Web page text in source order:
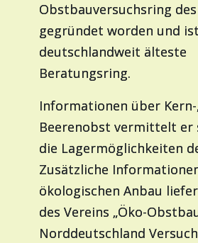
Obstbauversuchsring
gegründet worden und
deutschlandweit älteste
Beratungsring.
Informationen über
Beerenobst vermittelt er
die Lagermöglichkeiten
Zusätzliche
ökologischen Anbau
des Vereins „Öko-
Norddeutschland